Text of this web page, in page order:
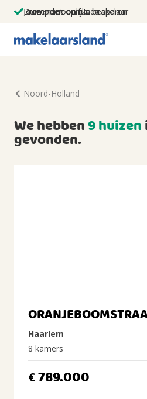
Jouw persoonlijke makelaar
Duizenden euro's besparen
Prominent op funda
Noord-Holland
We hebben9 huizen
gevonden.
Haarlem
8 kamers
€789.000